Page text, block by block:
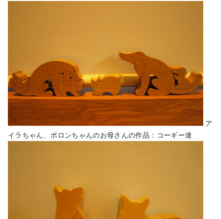
ア
イラちゃん、ポロンちゃんのお母さんの作品：コーギー達